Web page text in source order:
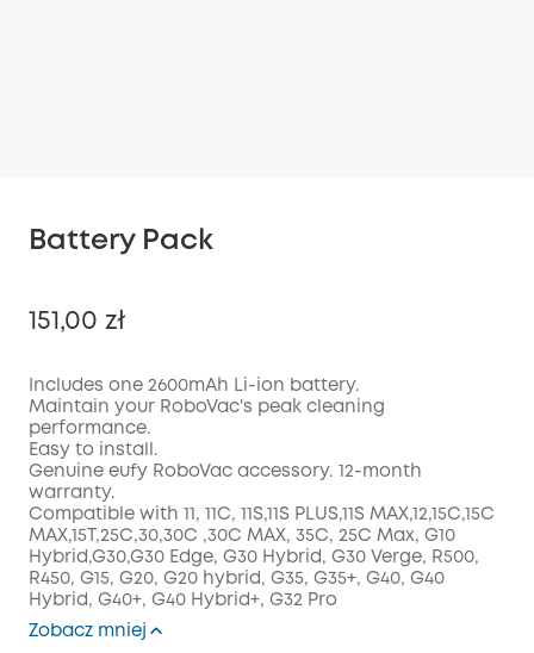
Battery Pack
151,00 zł
Wyłączony
Kod:
Includes one 2600mAh Li-ion battery.
Maintain your RoboVac's peak cleaning
performance.
Easy to install.
Genuine eufy RoboVac accessory. 12-month
warranty.
Compatible with
11, 11C, 11S,11S PLUS,11S MAX,12,15C,15C
MAX,15T,25C,30,30C ,30C MAX, 35C, 25C Max, G10
Hybrid,G30,G30 Edge, G30 Hybrid, G30 Verge, R500,
R450, G15, G20, G20 hybrid, G35, G35+, G40, G40
Hybrid, G40+, G40 Hybrid+, G32 Pro
Zobacz mniej